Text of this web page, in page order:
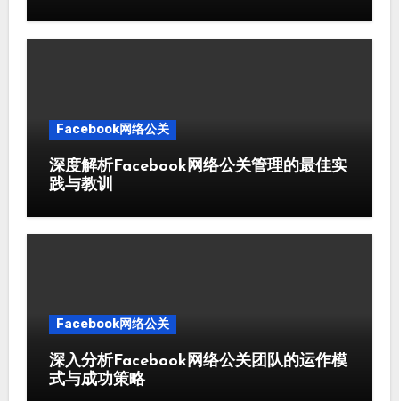
Facebook网络公关
深度解析Facebook网络公关管理的最佳实
践与教训
Facebook网络公关
深入分析Facebook网络公关团队的运作模
式与成功策略